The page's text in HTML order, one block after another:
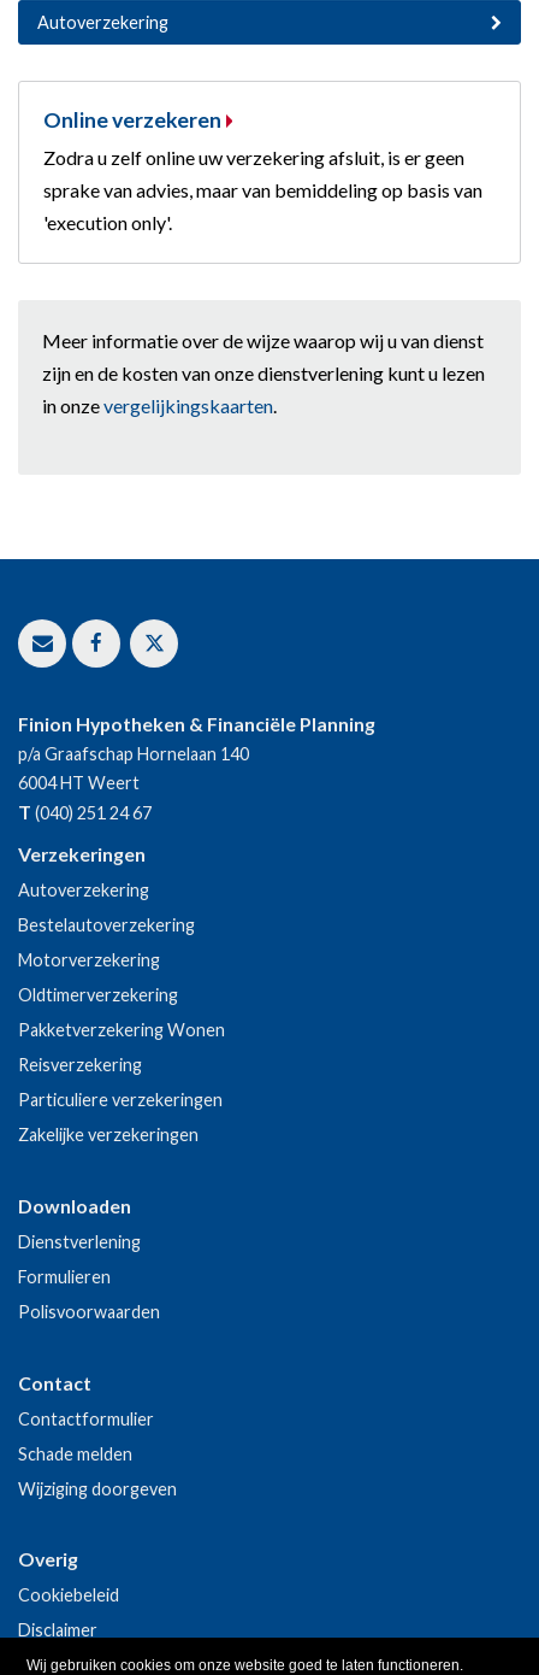
Wij gebruiken cookies om onze website goed te laten functioneren.
Autoverzekering
Online verzekeren
Zodra u zelf online uw verzekering afsluit, is er geen
sprake van advies, maar van bemiddeling op basis van
'execution only'.
Meer informatie over de wijze waarop wij u van dienst
zijn en de kosten van onze dienstverlening kunt u lezen
in onzevergelijkingskaarten
Finion Hypotheken & Financiële Planning
p/a Graafschap Hornelaan 140
6004 HT Weert
T (040) 251 24 67
Verzekeringen
Autoverzekering
Bestelautoverzekering
Motorverzekering
Oldtimerverzekering
Pakketverzekering Wonen
Reisverzekering
Particuliere verzekeringen
Zakelijke verzekeringen
Downloaden
Dienstverlening
Formulieren
Polisvoorwaarden
Contact
Contactformulier
Schade melden
Wijziging doorgeven
Overig
Cookiebeleid
Disclaimer
Privacy